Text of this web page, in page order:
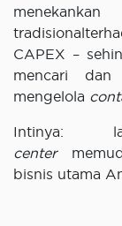
CAPEX –
mencari dan
mengelola
Intinya:
center
bisnis utama